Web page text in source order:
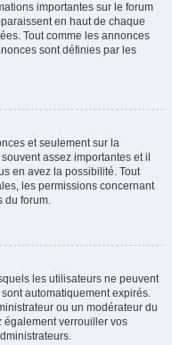
importantes sur le forum
en haut de chaque
Tout comme les annonces
sont définies par les
et seulement sur la
assez importantes et il
en avez la possibilité. Tout
les permissions concernant
du forum.
les utilisateurs ne peuvent
automatiquement expirés.
ou un modérateur du
également verrouiller vos